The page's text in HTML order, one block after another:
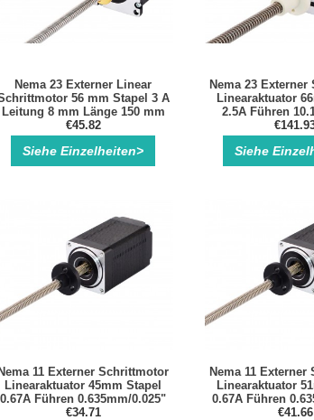
Nema 23 Externer Linear
56 mm Stapel 3 A
Leitung 8 mm Länge 150 mm
Bipolar 1.3Nm 3.3V
Schrittmotor Linearaktuator
€45.82
Siehe Einzelheiten>
Nema 23
Linearaktuator
2.5A Führen
Länge
Siehe
Nema 11 Externer Schrittmotor
Linearaktuator 45mm Stapel
0.67A Führen 0.635mm/0.025"
Länge 101mm
€34.71
Nema 11
Linearaktuator
0.67A Führen
Länge€41.66